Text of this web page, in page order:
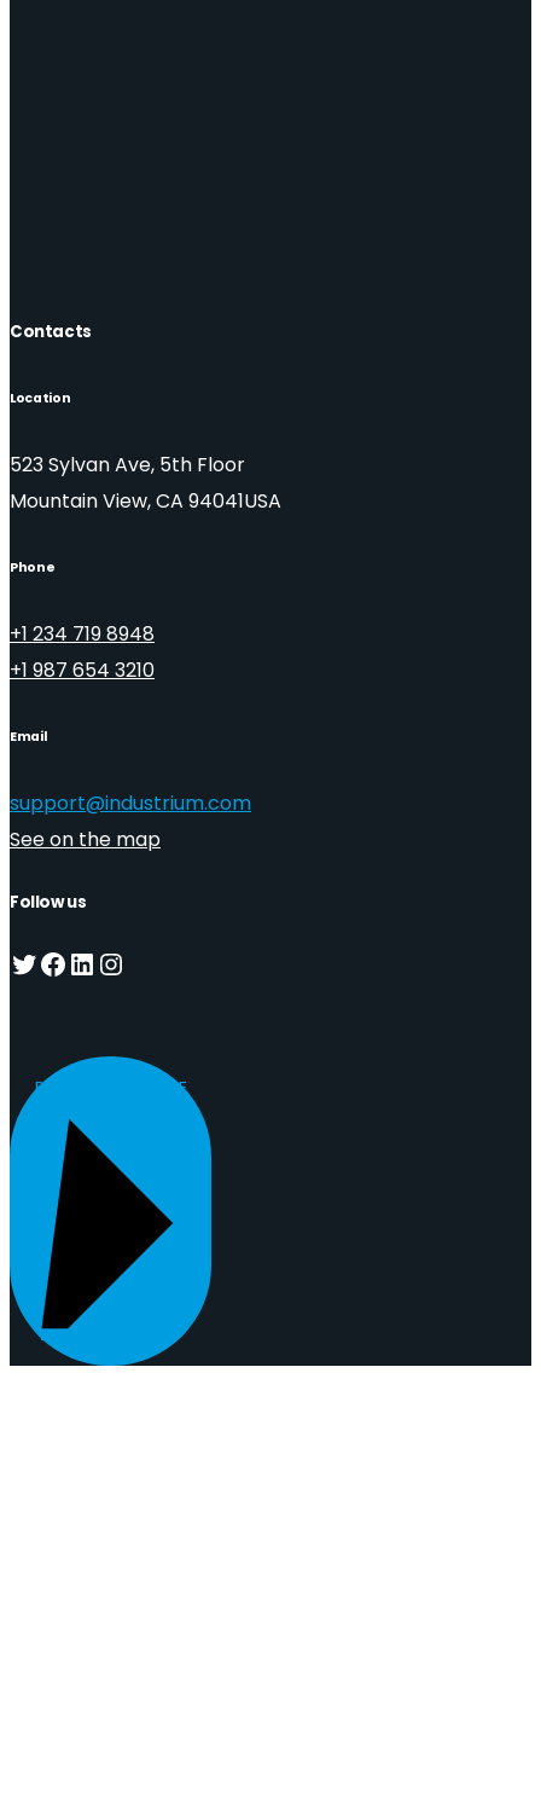
Contacts
Location
523 Sylvan Ave, 5th Floor
Mountain View, CA 94041USA
Phone
+1 234 719 8948
+1 987 654 3210
Email
support@industrium.com
See on the map
Follow us
Twitter
Facebook
LinkedIn
Instagram
REQUEST A QUOTE